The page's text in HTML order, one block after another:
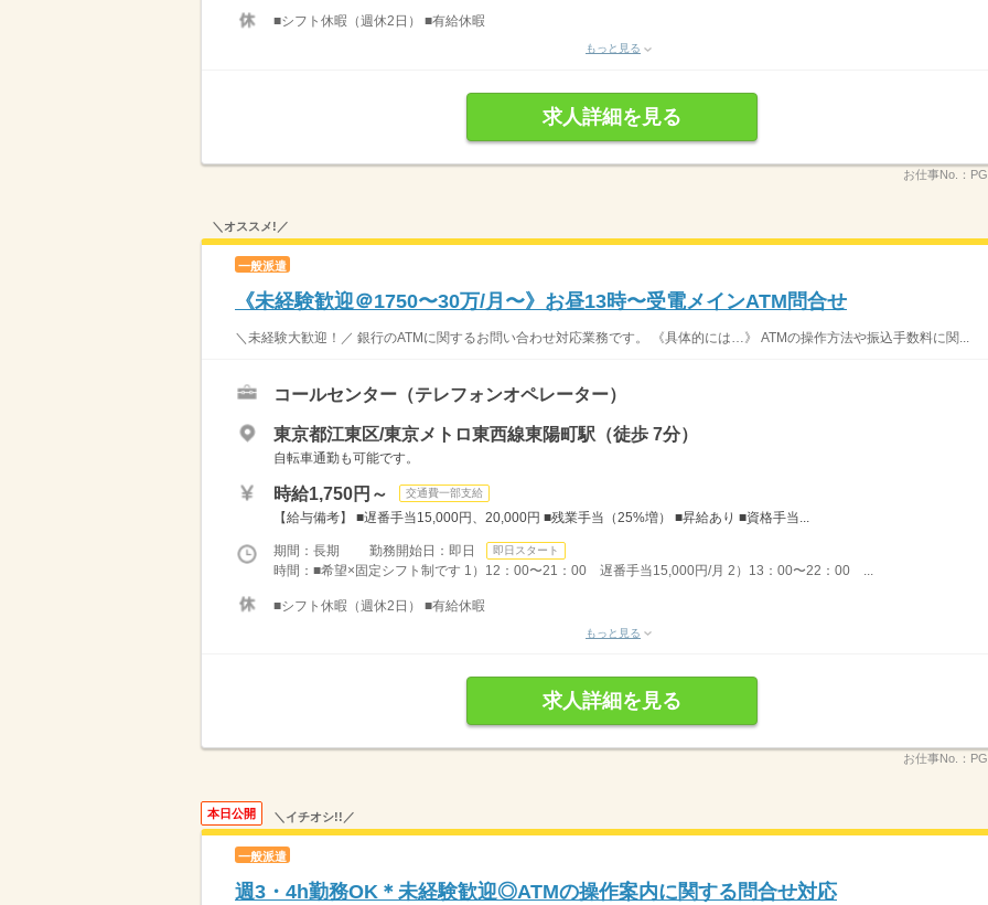
■シフト休暇（週休2日） ■有給休暇
もっと見る
求人詳細を見る
お仕事No.：
＼オススメ!／
一般派遣
《未経験歓迎＠1750〜30万/月〜》お昼13時〜受電メインATM問合せ
＼未経験大歓迎！／ 銀行のATMに関するお問い合わせ対応業務です。 《具体的には…》 ATMの操作方法や振込手数料に関...
コールセンター（テレフォンオペレーター）
東京都江東区/東京メトロ東西線東陽町駅（徒歩 7分）
自転車通勤も可能です。
時給1,750円～ 交通費一部支給
【給与備考】 ■遅番手当15,000円、20,000円 ■残業手当（25%増） ■昇給あり ■資格手当...
期間：長期 勤務開始日：即日 即日スタート
時間：■希望×固定シフト制です 1）12：00〜21：00 遅番手当15,000円/月 2）13：00〜22：00 ...
■シフト休暇（週休2日） ■有給休暇
もっと見る
求人詳細を見る
お仕事No.：
本日公開 ＼イチオシ!!／
一般派遣
週3・4h勤務OK＊未経験歓迎◎ATMの操作案内に関する問合せ対応